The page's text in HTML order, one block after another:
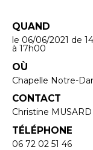
QUAND
le 06/06/2021 de
à 17h00
OÙ
Chapelle Notre-
CONTACT
Christine
TÉLÉPHONE
06 72 02 51 46